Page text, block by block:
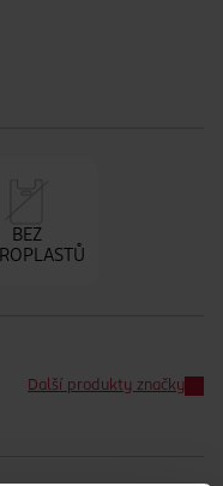
BEZ
Další produkty značky